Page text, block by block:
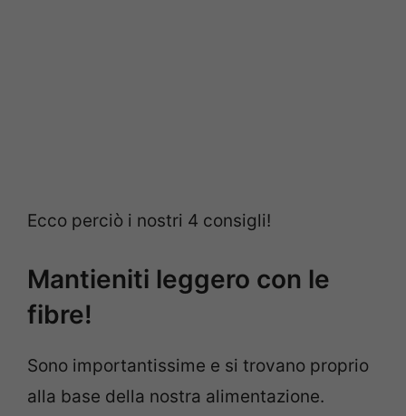
Ecco perciò i nostri 4 consigli!
Mantieniti leggero con le
fibre!
Sono importantissime e si trovano proprio
alla base della nostra alimentazione.